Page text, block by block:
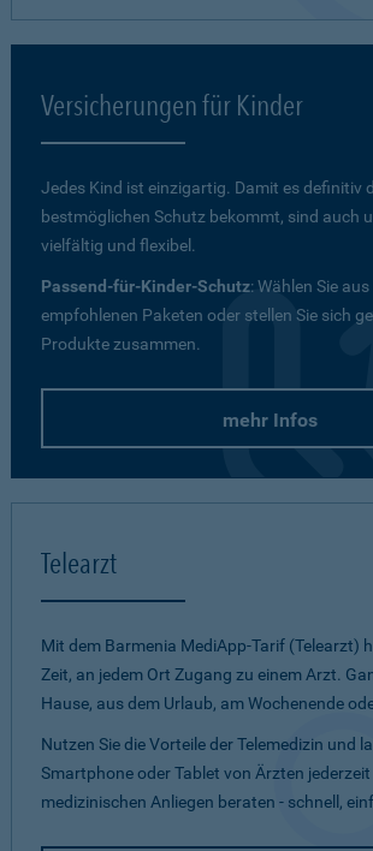
Versicherungen für Kinder
Jedes Kind ist einzigartig. Damit es definitiv
bestmöglichen Schutz bekommt, sind auch
vielfältig und flexibel.
Passend-für-Kinder-Schutz: Wählen Sie
empfohlenen Paketen oder stellen Sie sich
Produkte zusammen.
mehr Infos
Telearzt
Mit dem Barmenia MediApp-Tarif (Telearzt)
Zeit, an jedem Ort Zugang zu einem Arzt.
Hause, aus dem Urlaub, am Wochenende
Nutzen Sie die Vorteile der Telemedizin und
Smartphone oder Tablet von Ärzten
medizinischen Anliegen beraten - schnell,